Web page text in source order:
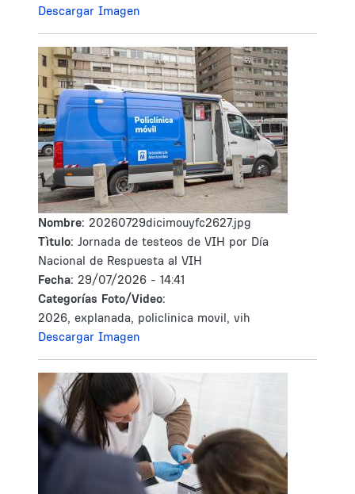
Descargar Imagen
Nombre: 20260729dicimouyfc2627.jpg
Tìtulo: Jornada de testeos de VIH por Día
Nacional de Respuesta al VIH
Fecha: 29/07/2026 - 14:41
Categorías Foto/Video:
2026, explanada, policlinica movil, vih
Descargar Imagen